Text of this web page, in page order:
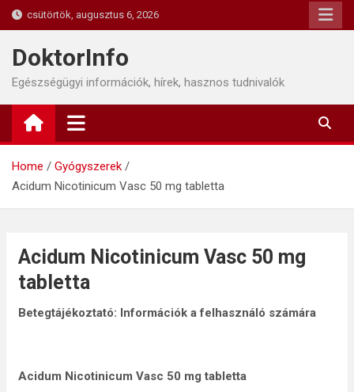
Skip
to
content
csütörtök, augusztus 6, 2026
DoktorInfo
Egészségügyi információk, hírek, hasznos tudnivalók
Home
Gyógyszerek
Acidum Nicotinicum Vasc 50 mg tabletta
Acidum Nicotinicum Vasc 50 mg
tabletta
Betegtájékoztató: Információk a felhasználó számára
Acidum Nicotinicum Vasc 50 mg tabletta